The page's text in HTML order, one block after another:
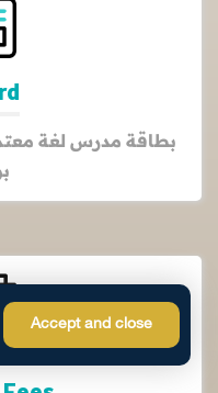
بطاقة مدرس لغة
Accept and close